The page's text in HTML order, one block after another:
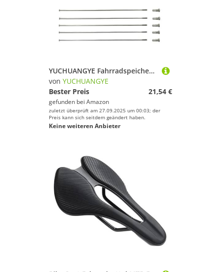
YUCHUANGYE Fahrradspeichen 10 Stück, viel Durchmesser, 1,8 mm, Edelstahl-Fahrradspeichen mit 14(Length 266mm)
von YUCHUANGYE
Bester Preis
21,54 €
gefunden bei Amazon
zuletzt überprüft am 27.09.2025 um 00:03; der
Preis kann sich seitdem geändert haben.
Keine weiteren Anbieter